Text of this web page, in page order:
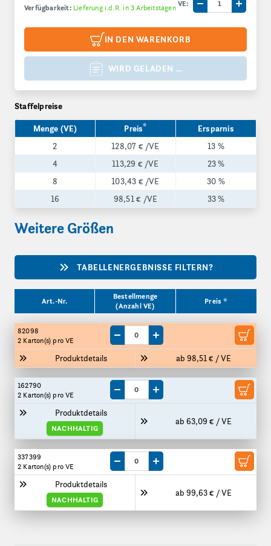
Verfügbarkeit: Lieferung i.d.R. in 3 Arbeitstagen VE:
Menge um eine
Menge
IN DEN WARENKORB
WIRD GELADEN …
Staffelpreise
Menge (VE) Preis*
Ersparnis
2
128,07 € /VE
13 %
4
113,29 € /VE
23 %
8
103,43 € /VE
30 %
16
98,51 € /VE 33 %
Weitere Größen
TABELLENERGEBNISSE FILTERN?
Art.-Nr.
Bestellmenge
(Anzahl VE)
Preis *
82098
2 Karton(s) pro VE
Produktdetails ab 98,51 € / VE
Menge um eine VE reduzieren
Menge um eine VE erhöhen
162790
2 Karton(s) pro VE
Produktdetails
NACHHALTIG
ab 63,09 € / VE
Menge um eine VE reduzieren
Menge um eine VE erhöhen
337399
2 Karton(s) pro VE
Produktdetails
NACHHALTIG
ab 99,63 € / VE
Menge um eine VE reduzieren
Menge um eine VE erhöhen